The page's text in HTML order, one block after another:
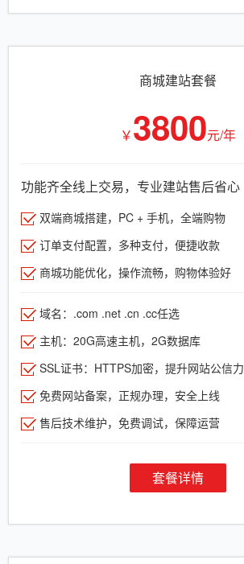
商城建站套餐
￥3800元/年
功能齐全线上交易，专业建站售后省心
双端商城搭建，PC + 手机，全端购物
订单支付配置，多种支付，便捷收款
商城功能优化，操作流畅，购物体验好
域名：.com .net .cn .cc任选
主机：20G高速主机，2G数据库
SSL证书：HTTPS加密，提升网站公信力
免费网站备案，正规办理，安全上线
售后技术维护，免费调试，保障运营
套餐详情